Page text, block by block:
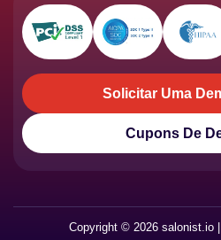
Solicitar Uma
Cupons De
Copyright © 2026 salonist.io